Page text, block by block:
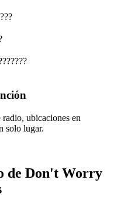
radio, ubicaciones en
solo lugar.
de Don't Worry